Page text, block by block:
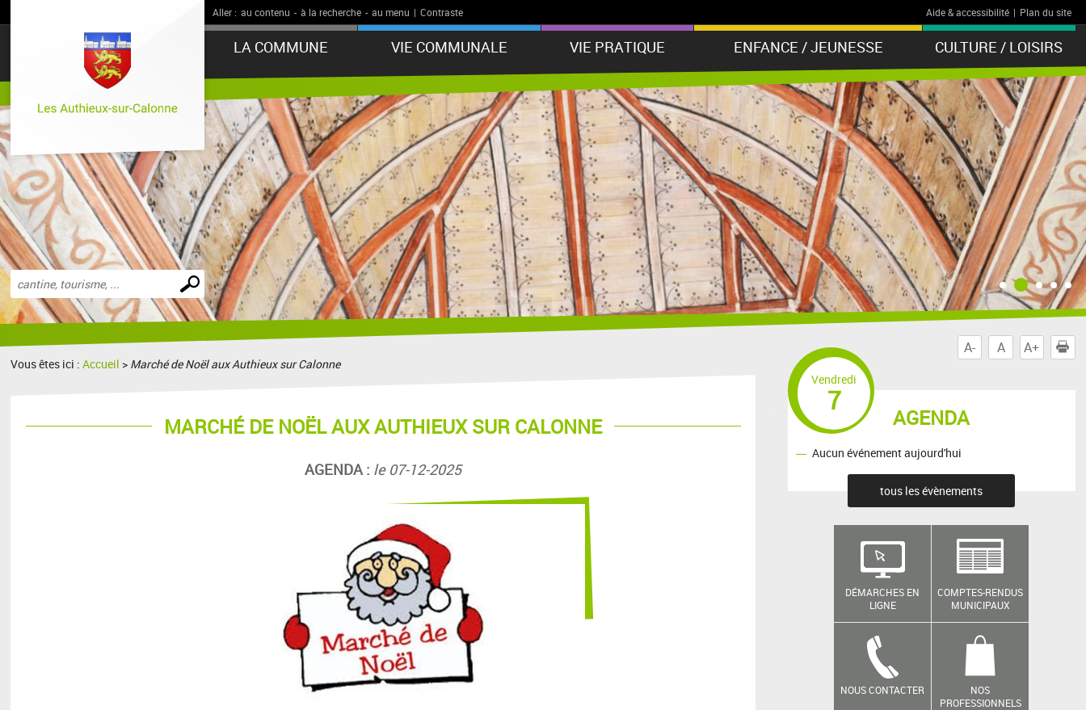
Aller : au contenu - à la recherche - au menu | Contraste Aide & accessibilité | Plan du site
LA COMMUNE VIE COMMUNALE VIE PRATIQUE ENFANCE / JEUNESSE CULTURE / LOISIRS
Effectuer
une
recherche
A- A A+
Vous êtes ici :Accueil > Marché de Noël aux Authieux sur Calonne
MARCHÉ DE NOËL AUX AUTHIEUX SUR CALONNE
AGENDA : le 07-12-2025
AGENDA
Vendredi
7
Aucun événement aujourd'hui
tous les évènements
DÉMARCHES EN
LIGNE
COMPTES-RENDUS
MUNICIPAUX
NOUS CONTACTER
NOS
PROFESSIONNELS